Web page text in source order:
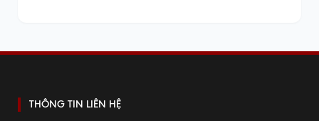
THÔNG TIN LIÊN HỆ